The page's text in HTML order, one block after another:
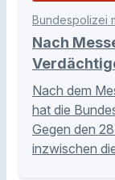
Bundespolizei
Nach
Nach dem
hat die
Gegen den
inzwischen